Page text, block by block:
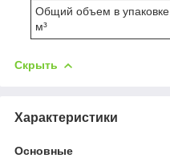
Общий объем в упаковке,
м³
Скрыть
Характеристики
Основные